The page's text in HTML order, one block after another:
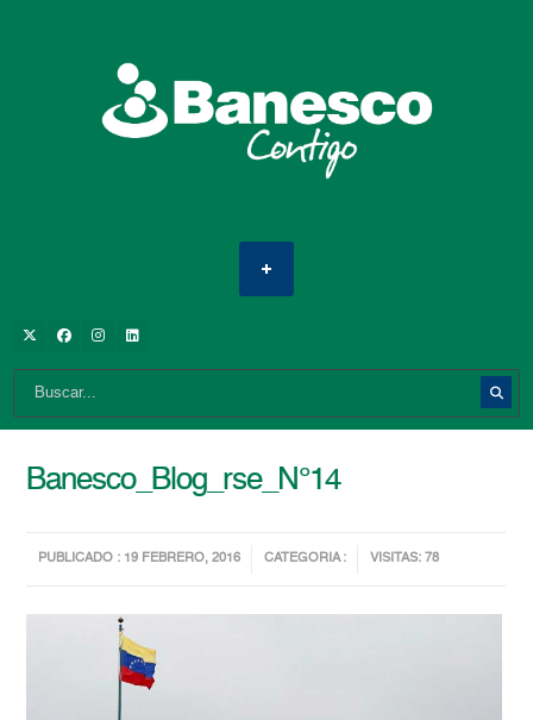
Banesco_Blog_rse_N°14
PUBLICADO : 19 FEBRERO, 2016 CATEGORIA : VISITAS: 78